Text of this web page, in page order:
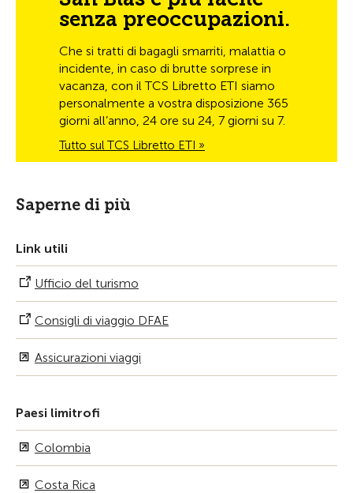
senza preoccupazioni.
Che si tratti di bagagli smarriti, malattia o
incidente, in caso di brutte sorprese in
vacanza, con il TCS Libretto ETI siamo
personalmente a vostra disposizione 365
giorni all’anno, 24 ore su 24, 7 giorni su 7.
Tutto sul TCS Libretto ETI »
Saperne di più
Link utili
Ufficio del turismo
Consigli di viaggio DFAE
Assicurazioni viaggi
Paesi limitrofi
Colombia
Costa Rica